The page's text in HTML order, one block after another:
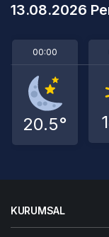
13.08.2026
00:00
20.5°
KURUMSAL